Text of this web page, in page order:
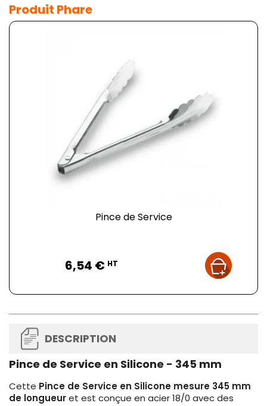
Produit Phare
Pince de Service
6,54 € HT
DESCRIPTION
Pince de Service en Silicone - 345 mm
Cette Pince de Service en Silicone mesure 345 mm
de longueuret est conçue en acier 18/0 avec des